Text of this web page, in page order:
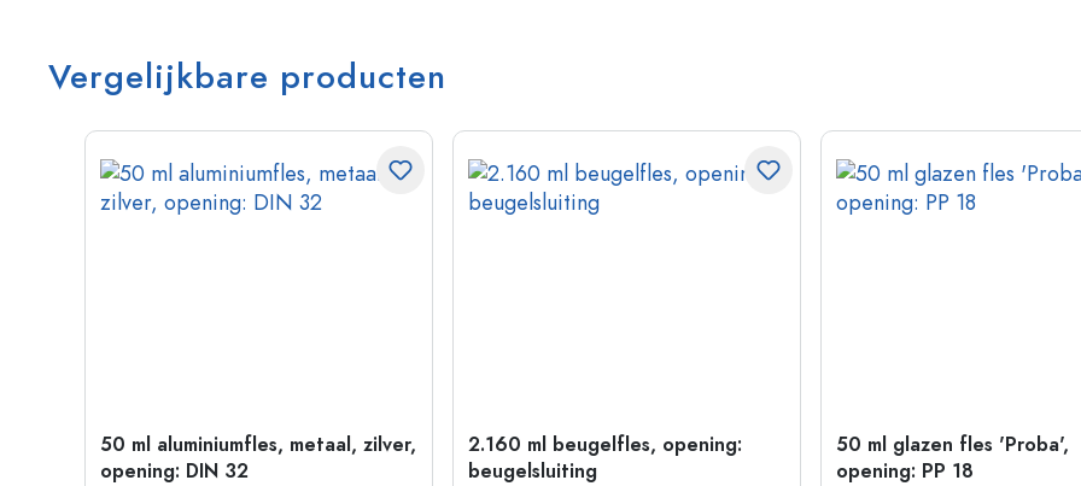
Vergelijkbare producten
50 ml aluminiumfles, metaal, zilver,
opening: DIN 32
2.160 ml beugelfles, opening:
beugelsluiting
50 ml glazen fles 'Proba',
opening: PP 18